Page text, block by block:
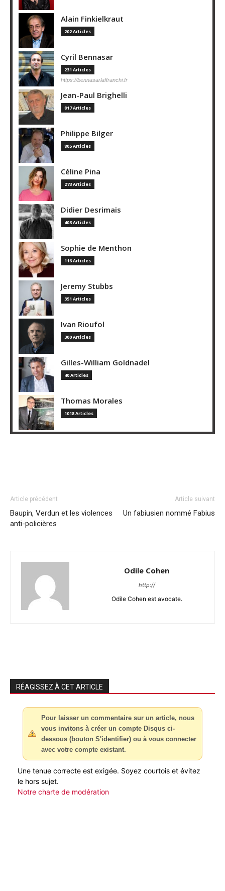
Alain Finkielkraut
202 Articles
Cyril Bennasar
231 Articles
https://bennasarlaffranchi.fr
Jean-Paul Brighelli
817 Articles
Philippe Bilger
805 Articles
Céline Pina
273 Articles
Didier Desrimais
403 Articles
Sophie de Menthon
116 Articles
Jeremy Stubbs
351 Articles
Ivan Rioufol
300 Articles
Gilles-William Goldnadel
40 Articles
Thomas Morales
1018 Articles
Article précédent
Baupin, Verdun et les violences
anti-policières
Article suivant
Un fabiusien nommé Fabius
Odile Cohen
http://
Odile Cohen est avocate.
RÉAGISSEZ À CET ARTICLE
Pour laisser un commentaire sur un article, nous
vous invitons à créer un compte Disqus ci-
dessous (bouton S'identifier) ou à vous connecter
avec votre compte existant.
Une tenue correcte est exigée. Soyez courtois et évitez
le hors sujet.
Notre charte de modération